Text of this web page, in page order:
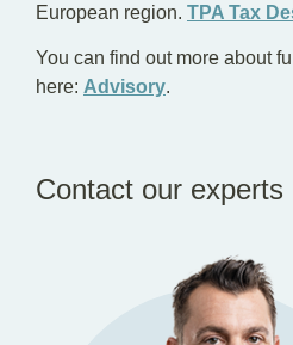
European region. TPA Tax
You can find out more about
here: Advisory.
Contact our experts